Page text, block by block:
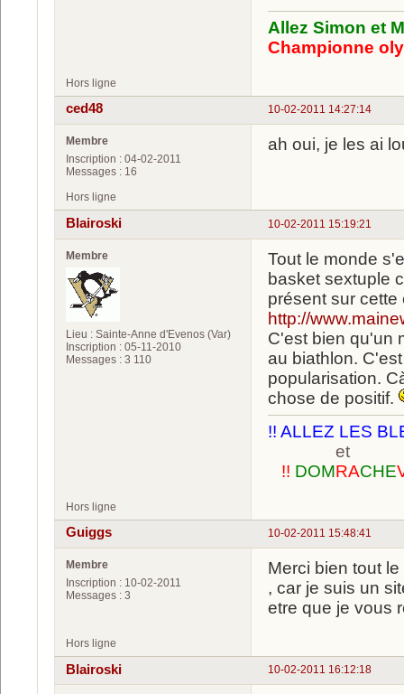
Allez Simon et
Championne
Hors ligne
10-02-2011 14:27:14
ced48
Membre
Inscription : 04-02-2011
Messages : 16
ah oui, je les ai
Hors ligne
10-02-2011 15:19:21
Blairoski
Membre
Lieu : Sainte-Anne d'Evenos (Var)
Inscription : 05-11-2010
Messages : 3 110
Tout le monde
basket sextuple
présent sur
http://
C'est bien qu'un
au biathlon.
popularisation.
chose de positif.
!! ALLEZ LES
et
!! DOMRACHE
Hors ligne
10-02-2011 15:48:41
Guiggs
Membre
Inscription : 10-02-2011
Messages : 3
Merci bien tout
, car je suis un
etre que je vous
Hors ligne
10-02-2011 16:12:18
Blairoski